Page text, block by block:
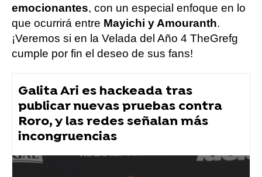
emocionantes, con un especial enfoque en lo
que ocurrirá entre Mayichi y Amouranth.
¡Veremos si en la Velada del Año 4 TheGrefg
cumple por fin el deseo de sus fans!
Galita Ari es hackeada tras
publicar nuevas pruebas contra
Roro, y las redes señalan más
incongruencias